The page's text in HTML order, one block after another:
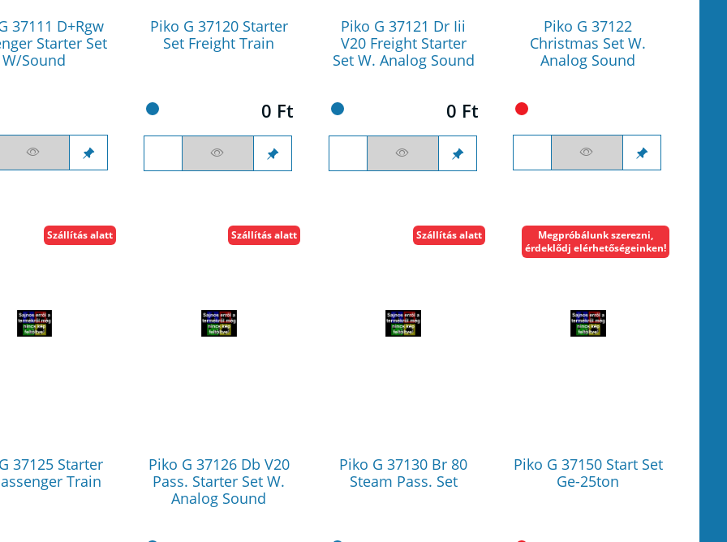
37111 D+Rgw
Starter Set
W/Sound
Piko G 37120 Starter
Set Freight Train
0 Ft
Piko G 37121 Dr Iii
V20 Freight Starter
Set W. Analog Sound
0 Ft
Piko G 37122
Christmas Set W.
Analog Sound
37125 Starter
Train
Szállítás alatt
Piko G 37126 Db V20
Pass. Starter Set W.
Analog Sound
Szállítás alatt
Piko G 37130 Br 80
Steam Pass. Set
Szállítás alatt
Piko G 37150 Start Set
Ge-25ton
Megpróbálunk szerezni,
érdeklődj elérhetőségeinken!